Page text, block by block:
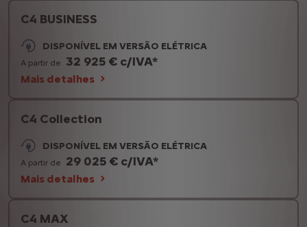
C4 BUSINESS
DISPONÍVEL EM VERSÃO ELÉTRICA
A partir de 32 925 € c/IVA*
Mais detalhes
C4 Collection
DISPONÍVEL EM VERSÃO ELÉTRICA
A partir de 29 025 € c/IVA*
Mais detalhes
C4 MAX